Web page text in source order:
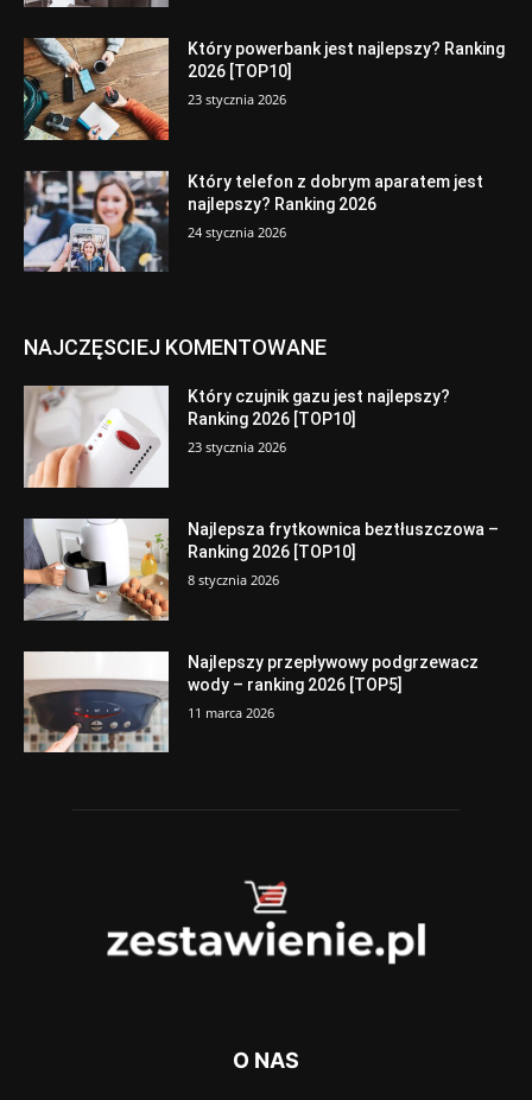
Który powerbank jest najlepszy? Ranking
2026 [TOP10]
23 stycznia 2026
Który telefon z dobrym aparatem jest
najlepszy? Ranking 2026
24 stycznia 2026
NAJCZĘSCIEJ KOMENTOWANE
Który czujnik gazu jest najlepszy?
Ranking 2026 [TOP10]
23 stycznia 2026
Najlepsza frytkownica beztłuszczowa –
Ranking 2026 [TOP10]
8 stycznia 2026
Najlepszy przepływowy podgrzewacz
wody – ranking 2026 [TOP5]
11 marca 2026
O NAS